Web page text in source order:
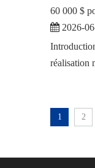
60 000 $
2026-
réalisation
1 2